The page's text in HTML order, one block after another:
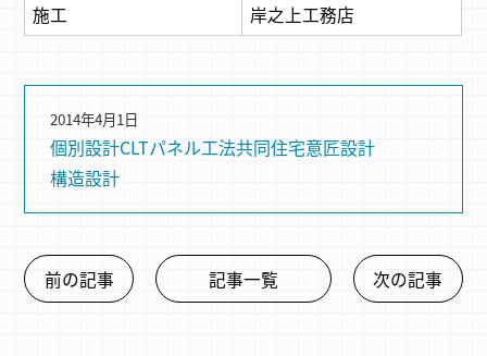
施工
岸之上工務店
個別設計CLTパネル⼯法共同住宅意匠設計
構造設計
2014年4月1日
前の記事 記事一覧 次の記事